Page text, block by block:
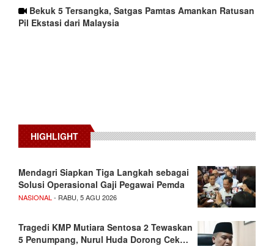
Bekuk 5 Tersangka, Satgas Pamtas Amankan Ratusan
Pil Ekstasi dari Malaysia
HIGHLIGHT
Mendagri Siapkan Tiga Langkah sebagai
Solusi Operasional Gaji Pegawai Pemda
NASIONAL - RABU, 5 AGU 2026
Tragedi KMP Mutiara Sentosa 2 Tewaskan
5 Penumpang, Nurul Huda Dorong Cek…